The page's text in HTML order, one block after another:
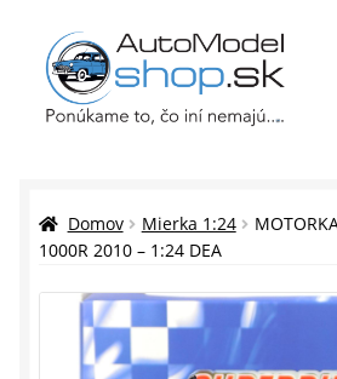
Preskočiť
na
navigáciu
Preskočiť
na
obsah
Auto Modely
Doplnky pre modelárov
Darčekové predmety
Domov Mierka 1:24
1000R 2010 – 1:24 DEA